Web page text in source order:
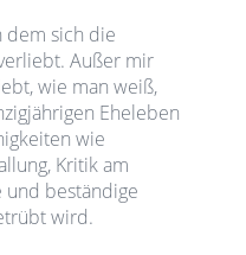
dem sich die
Außer mir
wie man weiß,
Eheleben
wie
Kritik am
und beständige
wird.